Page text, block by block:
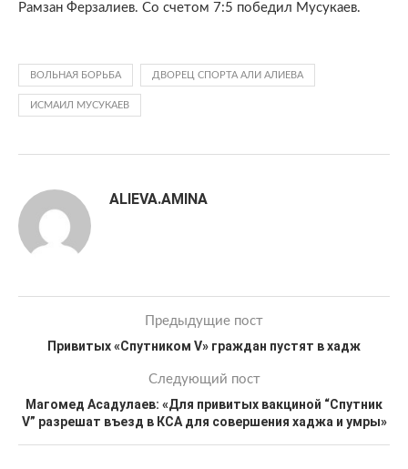
Рамзан Ферзалиев. Со счетом 7:5 победил Мусукаев.
ВОЛЬНАЯ БОРЬБА ДВОРЕЦ СПОРТА АЛИ АЛИЕВА
ИСМАИЛ МУСУКАЕВ
ALIEVA.AMINA
Предыдущие пост
Привитых «Спутником V» граждан пустят в хадж
Следующий пост
Магомед Асадулаев: «Для привитых вакциной “Спутник
V” разрешат въезд в КСА для совершения хаджа и умры»